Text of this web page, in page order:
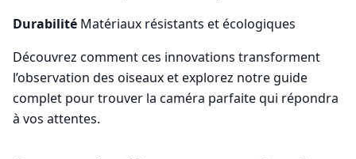
Durabilité Matériaux résistants et écologiques
Découvrez comment ces innovations transforment
l’observation des oiseaux et explorez notre guide
complet pour trouver la caméra parfaite qui répondra
à vos attentes.